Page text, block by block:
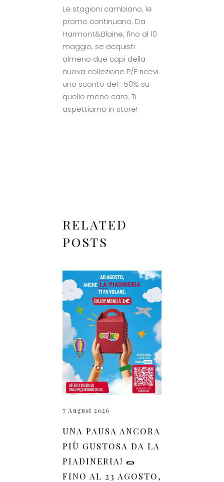
Le stagioni cambiano, le
promo continuano. Da
Harmont&Blaine, fino al 10
maggio, se acquisti
almeno due capi della
nuova collezione P/E ricevi
uno sconto del -50% su
quello meno caro. Ti
aspettiamo in store!
RELATED
POSTS
7 August 2026
UNA PAUSA ANCORA
PIÙ GUSTOSA DA LA
PIADINERIA! 🌯
FINO AL 23 AGOSTO,